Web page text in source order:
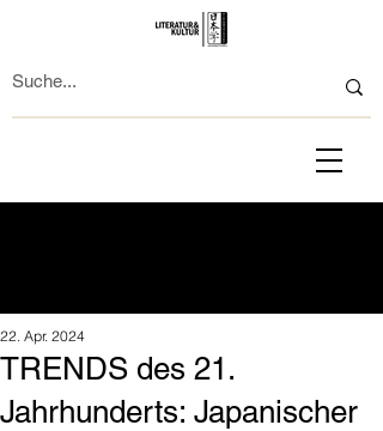
TRENDS des 21.
Jahrhunderts: Japanischer
22. Apr. 2024